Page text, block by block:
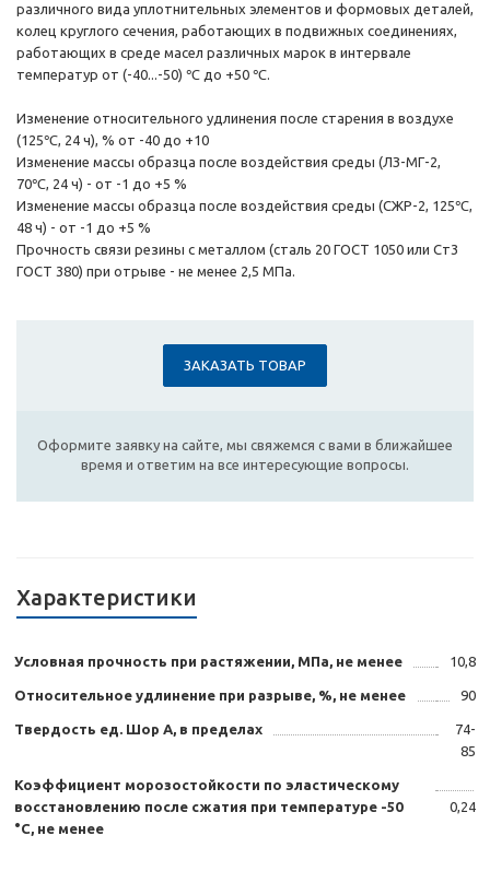
различного вида уплотнительных элементов и формовых деталей,
колец круглого сечения, работающих в подвижных соединениях,
работающих в среде масел различных марок в интервале
температур от (-40...-50) ℃ до +50 ℃.
Изменение относительного удлинения после старения в воздухе
(125℃, 24 ч), % от -40 до +10
Изменение массы образца после воздействия среды (ЛЗ-МГ-2,
70℃, 24 ч) - от -1 до +5 %
Изменение массы образца после воздействия среды (СЖР-2, 125℃,
48 ч) - от -1 до +5 %
Прочность связи резины с металлом (сталь 20 ГОСТ 1050 или Ст3
ГОСТ 380) при отрыве - не менее 2,5 МПа.
ЗАКАЗАТЬ ТОВАР
Оформите заявку на сайте, мы свяжемся с вами в ближайшее
время и ответим на все интересующие вопросы.
Характеристики
Условная прочность при растяжении, МПа, не менее 10,8
Относительное удлинение при разрыве, %, не менее 90
Твердость ед. Шор А, в пределах
74-
85
Коэффициент морозостойкости по эластическому
восстановлению после сжатия при температуре -50
°С, не менее
0,24